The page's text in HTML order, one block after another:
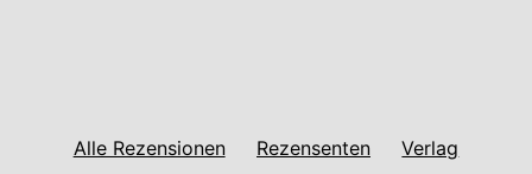
Alle Rezensionen Rezensenten Verlag